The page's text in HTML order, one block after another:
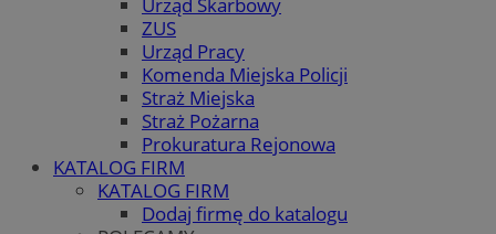
ZUS
Urząd Pracy
Komenda Miejska Policji
Straż Miejska
Straż Pożarna
Prokuratura Rejonowa
KATALOG FIRM
KATALOG FIRM
Dodaj firmę do katalogu